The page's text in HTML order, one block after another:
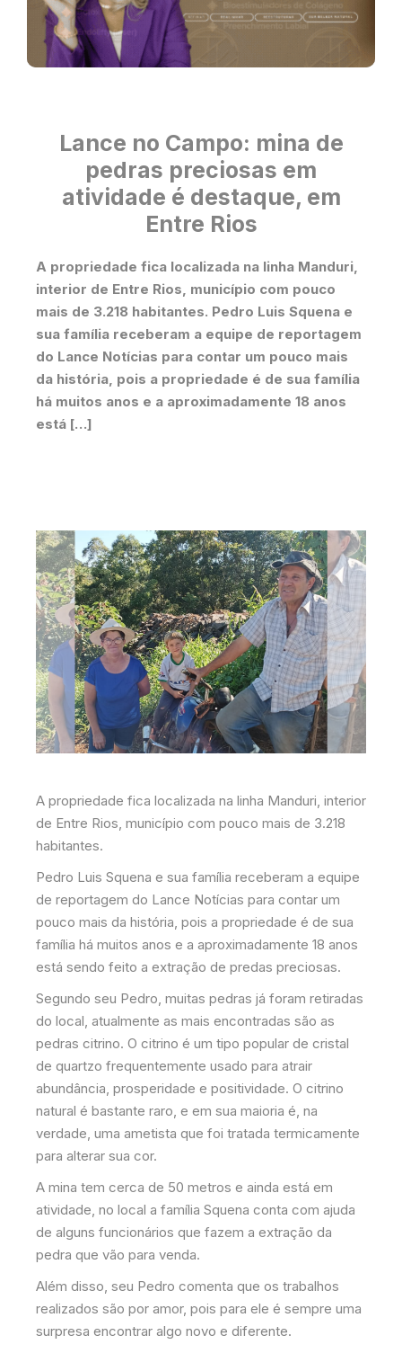
Lance no Campo: mina de
pedras preciosas em
atividade é destaque, em
Entre Rios
A propriedade fica localizada na linha Manduri,
interior de Entre Rios, município com pouco
mais de 3.218 habitantes. Pedro Luis Squena e
sua família receberam a equipe de reportagem
do Lance Notícias para contar um pouco mais
da história, pois a propriedade é de sua família
há muitos anos e a aproximadamente 18 anos
está […]
A propriedade fica localizada na linha Manduri, interior
de Entre Rios, município com pouco mais de 3.218
habitantes.
Pedro Luis Squena e sua família receberam a equipe
de reportagem do Lance Notícias para contar um
pouco mais da história, pois a propriedade é de sua
família há muitos anos e a aproximadamente 18 anos
está sendo feito a extração de predas preciosas.
Segundo seu Pedro, muitas pedras já foram retiradas
do local, atualmente as mais encontradas são as
pedras citrino. O citrino é um tipo popular de cristal
de quartzo frequentemente usado para atrair
abundância, prosperidade e positividade. O citrino
natural é bastante raro, e em sua maioria é, na
verdade, uma ametista que foi tratada termicamente
para alterar sua cor.
A mina tem cerca de 50 metros e ainda está em
atividade, no local a família Squena conta com ajuda
de alguns funcionários que fazem a extração da
pedra que vão para venda.
Além disso, seu Pedro comenta que os trabalhos
realizados são por amor, pois para ele é sempre uma
surpresa encontrar algo novo e diferente.